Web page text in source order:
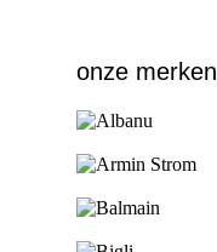
onze merken